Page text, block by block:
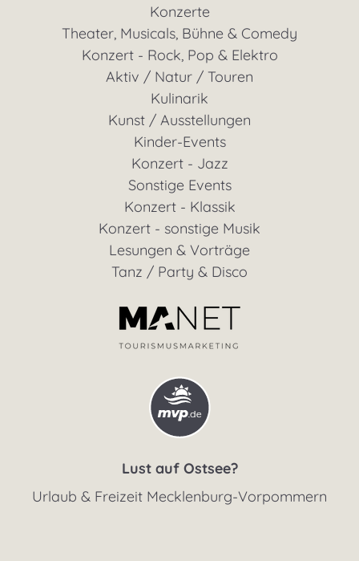
Konzerte
Theater, Musicals, Bühne & Comedy
Konzert - Rock, Pop & Elektro
Aktiv / Natur / Touren
Kulinarik
Kunst / Ausstellungen
Kinder-Events
Konzert - Jazz
Sonstige Events
Konzert - Klassik
Konzert - sonstige Musik
Lesungen & Vorträge
Tanz / Party & Disco
Lust auf Ostsee?
Urlaub & Freizeit Mecklenburg-Vorpommern